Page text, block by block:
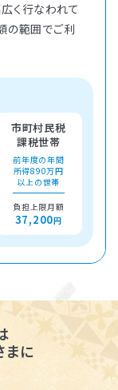
く行なわれて
の範囲でご利
市町村民税
課税世帯
前年度の年間
所得890万円
以上の世帯
負担上限月額
37,200円
まに